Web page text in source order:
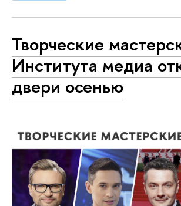
Творческие
Института медиа
двери осенью